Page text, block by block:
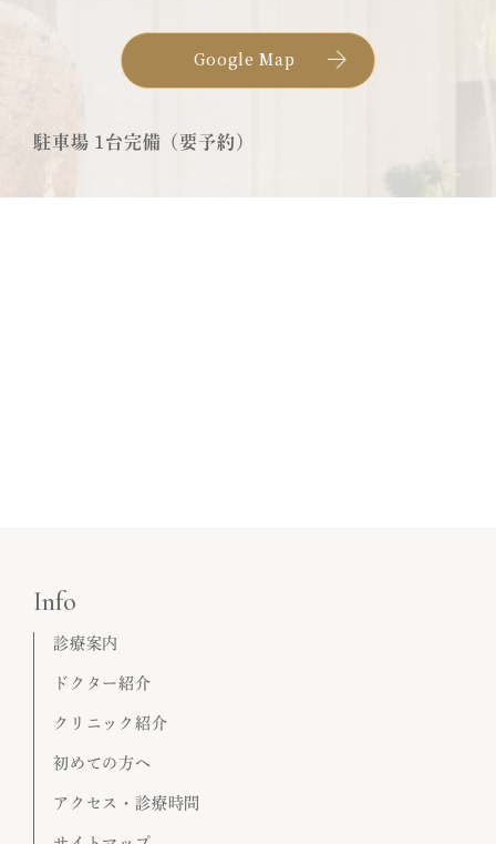
Google Map
駐車場 1台完備（要予約）
Info
診療案内
ドクター紹介
クリニック紹介
初めての方へ
アクセス・診療時間